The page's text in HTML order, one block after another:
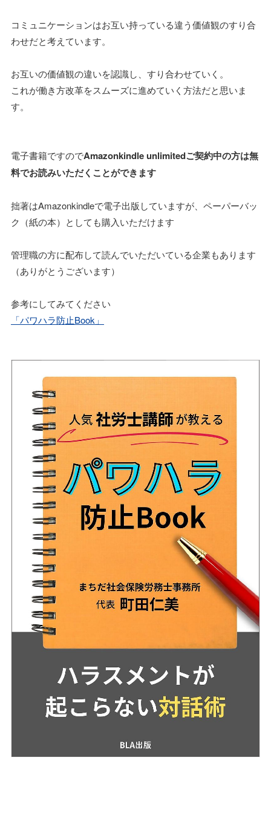
コミュニケーションはお互い持っている違う価値観のすり合
わせだと考えています。
お互いの価値観の違いを認識し、すり合わせていく。
これが働き方改革をスムーズに進めていく方法だと思いま
す。
電子書籍ですのでAmazonkindle unlimitedご契約中の方は無
料でお読みいただくことができます
拙著はAmazonkindleで電子出版していますが、ペーパーバッ
ク（紙の本）としても購入いただけます
管理職の方に配布して読んでいただいている企業もあります
（ありがとうございます）
参考にしてみてください
「パワハラ防止Book」